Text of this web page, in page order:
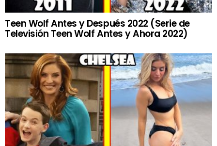
Teen Wolf Antes y Después 2022 (Serie de
Televisión Teen Wolf Antes y Ahora 2022)